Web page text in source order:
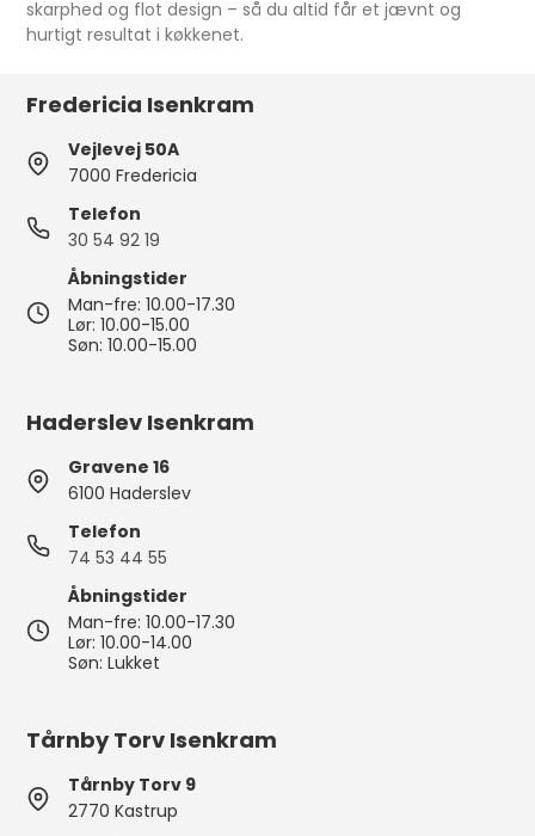
skarphed og flot design – så du altid får et jævnt og
hurtigt resultat i køkkenet.
Fredericia Isenkram
Vejlevej 50A
7000 Fredericia
Telefon
30 54 92 19
Åbningstider
Man-fre: 10.00-17.30
Lør: 10.00-15.00
Søn: 10.00-15.00
Haderslev Isenkram
Gravene 16
6100 Haderslev
Telefon
74 53 44 55
Åbningstider
Man-fre: 10.00-17.30
Lør: 10.00-14.00
Søn: Lukket
Tårnby Torv Isenkram
Tårnby Torv 9
2770 Kastrup